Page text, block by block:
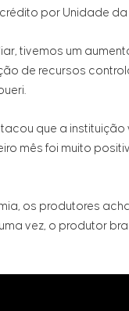
por Unidade da
tivemos um
de recursos
que a instituição
mês foi muito
os produtores
vez, o produtor